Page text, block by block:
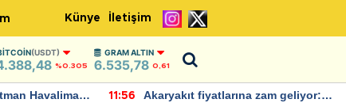
Künye İletişim
(USDT)
%0.305
GRAM ALTIN
6.535,78 0,61
Havalimanı
11:56
Akaryakıt fiyatlarına zam geliyor: